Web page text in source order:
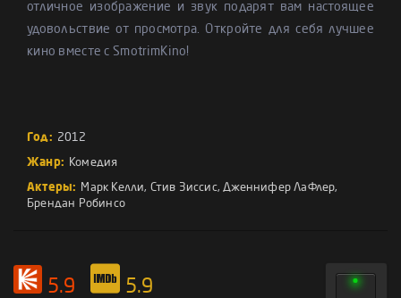
отличное изображение и звук подарят вам настоящее
удовольствие от просмотра. Откройте для себя лучшее
кино вместе с SmotrimKino!
Год: 2012
Жанр: Комедия
Актеры: Марк Келли, Стив Зиссис,Дженнифер ЛаФлер,
Брендан Робинсо
5.9 5.9